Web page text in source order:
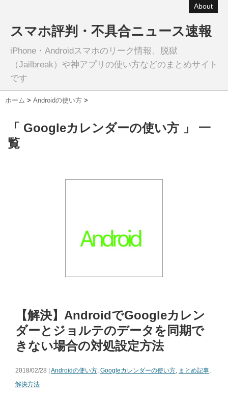
About
スマホ評判・不具合ニュース速報
iPhone・Androidスマホのリーク情報、脱獄
（Jailbreak）や神アプリの使い方などのまとめサイト
です
ホーム > Androidの使い方 >
「 Googleカレンダーの使い方 」 一
覧
【解決】AndroidでGoogleカレン
ダーとジョルテのデータを同期で
きない場合の対処設定方法
2018/02/28 | Androidの使い方, Googleカレンダーの使い方, まとめ記事,
解決方法